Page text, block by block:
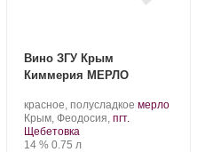
Вино ЗГУ Крым
Киммерия МЕРЛО
Производитель:
АО
«Золотое
поле».
красное, полусладкое .мерло.
Регион:
Крым, Феодосия, пгт.
Щебетовка
Крепость
14 %. Объем
0.75 л